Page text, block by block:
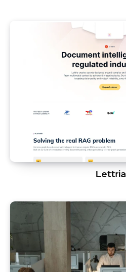
Lettria